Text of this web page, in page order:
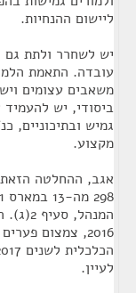
ליישום ההנחיות.
יש לשחרר ולתת גם
עובדה. התאמת
משאבים עצומים
ביסודי, יש
גמיש ובתיכוניים,
מקצוע.
אגב, ההחלטה
לעיין.